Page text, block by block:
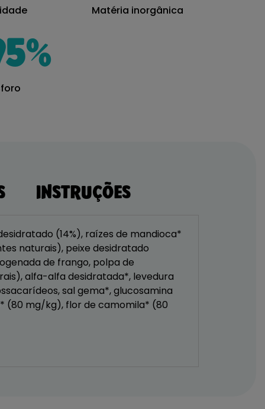
%
Matéria inorgânica
INSTRUÇÕES
(14%), raízes de mandioca*
naturais), peixe desidratado
de frango, polpa de
alfa-alfa desidratada*, levedura
sal gema*, glucosamina
(80 mg/kg), flor de camomila* (80